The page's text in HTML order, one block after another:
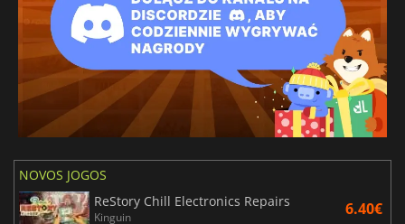
NOVOS JOGOS
ReStory Chill Electronics Repairs
Kinguin 6.40€